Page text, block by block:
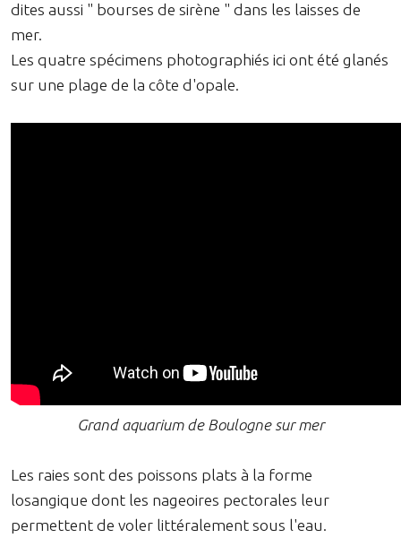
dites aussi " bourses de sirène " dans les laisses de
mer.
Les quatre spécimens photographiés ici ont été glanés
sur une plage de la côte d'opale.
Grand aquarium de Boulogne sur mer
Les raies sont des poissons plats à la forme
losangique dont les nageoires pectorales leur
permettent de voler littéralement sous l'eau.